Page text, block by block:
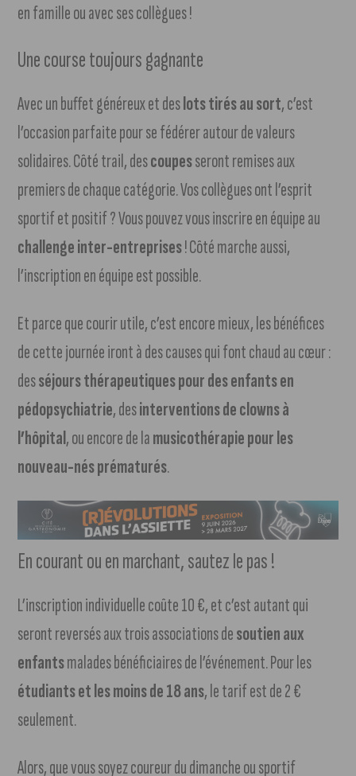
en famille ou avec ses collègues !
Une course toujours gagnante
Avec un buffet généreux et deslots tirés au sort, c’est
l’occasion parfaite pour se fédérer autour de valeurs
solidaires. Côté trail, descoupesseront remises aux
premiers de chaque catégorie. Vos collègues ont l’esprit
sportif et positif ? Vous pouvez vous inscrire en équipe au
challenge inter-entreprises! Côté marche aussi,
l’inscription en équipe est possible.
Et parce que courir utile, c’est encore mieux, les bénéfices
de cette journée iront à des causes qui font chaud au cœur :
desséjours thérapeutiques pour des enfants en
pédopsychiatrie, desinterventions de clowns à
l’hôpital, ou encore de lamusicothérapie pour les
nouveau-nés prématurés.
En courant ou en marchant, sautez le pas !
L’inscription individuelle coûte 10 €, et c’est autant qui
seront reversés aux trois associations desoutien aux
enfantsmalades bénéficiaires de l’événement. Pour les
étudiants et les moins de 18 ans, le tarif est de 2 €
seulement.
Alors, que vous soyez coureur du dimanche ou sportif